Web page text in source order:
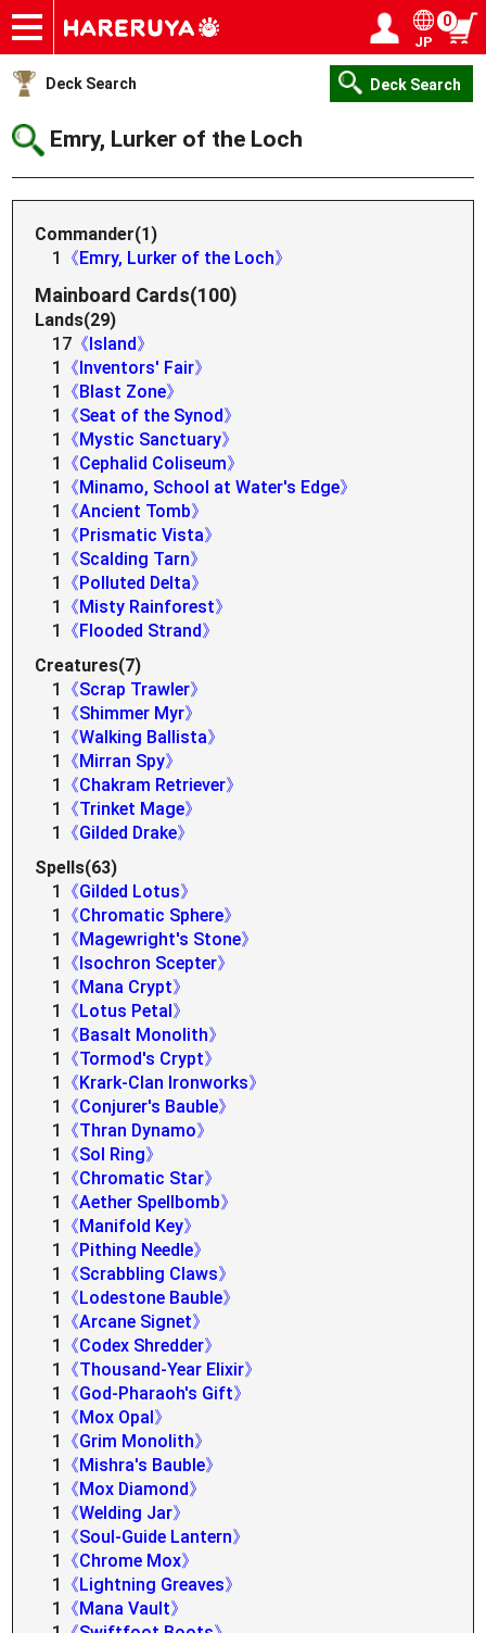
Onlineshop
Articles
Deck Search
Sponsored Players
Shop Info
Event Schedule
Help
Contact
JP
0
Deck Search Deck Search
Emry, Lurker of the Loch
Commander(1)
1
《Emry, Lurker of the Loch》
Mainboard Cards(100)
Lands(29)
17 《Island》
1
《Inventors' Fair》
1
《Blast Zone》
1
《Seat of the Synod》
1
《Mystic Sanctuary》
1
《Cephalid Coliseum》
1
《Minamo, School at Water's Edge》
1
《Ancient Tomb》
1
《Prismatic Vista》
1
《Scalding Tarn》
1
《Polluted Delta》
1
《Misty Rainforest》
1
《Flooded Strand》
Creatures(7)
1
《Scrap Trawler》
1
《Shimmer Myr》
1
《Walking Ballista》
1
《Mirran Spy》
1
《Chakram Retriever》
1
《Trinket Mage》
1
《Gilded Drake》
Spells(63)
1
《Gilded Lotus》
1
《Chromatic Sphere》
1
《Magewright's Stone》
1
《Isochron Scepter》
1
《Mana Crypt》
1
《Lotus Petal》
1
《Basalt Monolith》
1
《Tormod's Crypt》
1
《Krark-Clan Ironworks》
1
《Conjurer's Bauble》
1
《Thran Dynamo》
1
《Sol Ring》
1
《Chromatic Star》
1
《Aether Spellbomb》
1
《Manifold Key》
1
《Pithing Needle》
1
《Scrabbling Claws》
1
《Lodestone Bauble》
1
《Arcane Signet》
1
《Codex Shredder》
1
《Thousand-Year Elixir》
1
《God-Pharaoh's Gift》
1
《Mox Opal》
1
《Grim Monolith》
1
《Mishra's Bauble》
1
《Mox Diamond》
1
《Welding Jar》
1
《Soul-Guide Lantern》
1
《Chrome Mox》
1
《Lightning Greaves》
1
《Mana Vault》